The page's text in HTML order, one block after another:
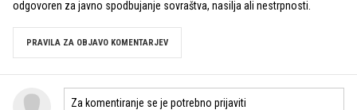
odgovoren za javno spodbujanje sovraštva, nasilja ali nestrpnosti.
PRAVILA ZA OBJAVO KOMENTARJEV